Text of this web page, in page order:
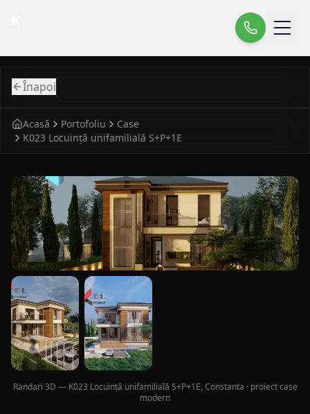
Înapoi
Acasă Portofoliu
Case
K023 Locuință unifamilială S+P+1E
fatada principala pentru case modern K023 Locuinta
vedere laterala pentru case modern K023 Locuinta
detaliu fatada pentru case modern K023
Randari 3D — K023 Locuință unifamilială S+P+1E, Constanta · proiect case
modern